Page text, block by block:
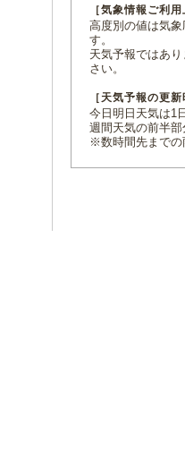
［気象情報ご利用
高度別の値は気
す。
天気予報ではあ
さい。
［天気予報の更
今日明日天気は1
週間天気の前半部
※数時間先までの